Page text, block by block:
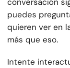
puedes
quieren ver en
más que eso.
Intente